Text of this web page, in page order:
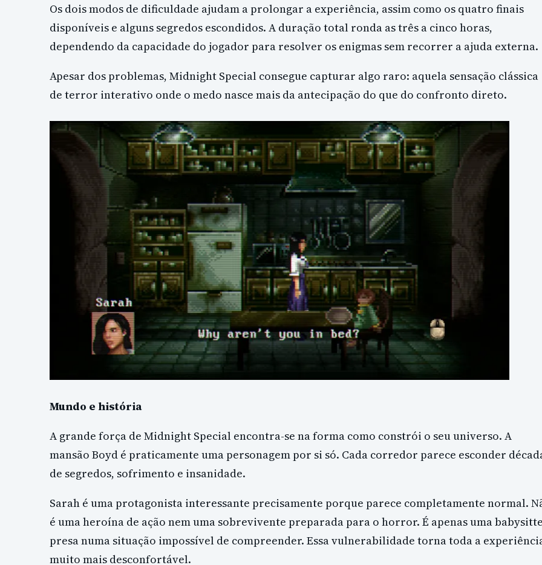
Os dois modos de dificuldade ajudam a prolongar a experiência, assim como os quatro finais
disponíveis e alguns segredos escondidos. A duração total ronda as três a cinco horas,
dependendo da capacidade do jogador para resolver os enigmas sem recorrer a ajuda externa.
Apesar dos problemas, Midnight Special consegue capturar algo raro: aquela sensação clássica
de terror interativo onde o medo nasce mais da antecipação do que do confronto direto.
Mundo e história
A grande força de Midnight Special encontra-se na forma como constrói o seu universo. A
mansão Boyd é praticamente uma personagem por si só. Cada corredor parece esconder
de segredos, sofrimento e insanidade.
Sarah é uma protagonista interessante precisamente porque parece completamente normal.
é uma heroína de ação nem uma sobrevivente preparada para o horror. É apenas uma
presa numa situação impossível de compreender. Essa vulnerabilidade torna toda a
muito mais desconfortável.